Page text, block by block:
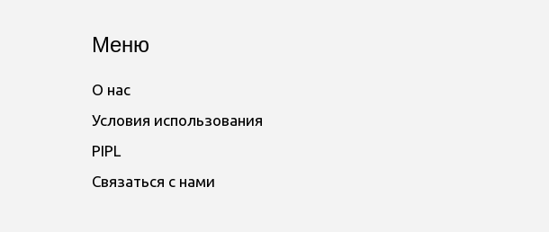
Меню
О нас
Условия использования
PIPL
Связаться с нами